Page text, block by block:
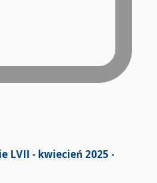
LVII - kwiecień 2025 -